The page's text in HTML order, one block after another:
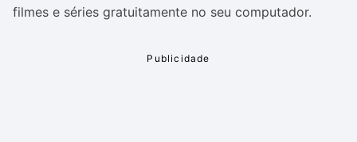
filmes e séries gratuitamente no seu computador.